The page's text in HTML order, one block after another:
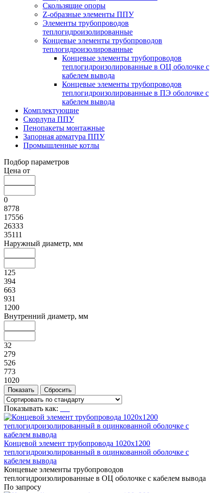
Скользящие опоры
Z-образные элементы ППУ
Элементы трубопроводов
теплогидроизолированные
Концевые элементы трубопроводов
теплогидроизолированные
Концевые элементы трубопроводов
теплогидроизолированные в ОЦ оболочке с
кабелем вывода
Концевые элементы трубопроводов
теплогидроизолированные в ПЭ оболочке с
кабелем вывода
Комплектующие
Скорлупа ППУ
Пенопакеты монтажные
Запорная арматура ППУ
Промышленные котлы
Подбор параметров
Цена от
0
8778
17556
26333
35111
Наружный диаметр, мм
125
394
663
931
1200
Внутренний диаметр, мм
32
279
526
773
1020
Показывать как:
Концевой элемент трубопровода 1020x1200
теплогидроизолированный в оцинкованной оболочке с
кабелем вывода
Концевые элементы трубопроводов
теплогидроизолированные в ОЦ оболочке с кабелем вывода
По запросу